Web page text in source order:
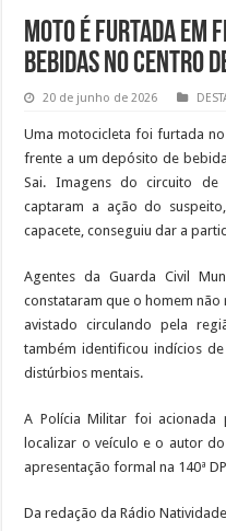
Moto é furtada em
bebidas no Centro
20 de junho de 2026
Uma motocicleta foi furtada
frente a um depósito de
Sai. Imagens do circuito de
captaram a ação do
capacete, conseguiu dar a
Agentes da Guarda Civil
constataram que o homem
avistado circulando pela
também identificou indícios
distúrbios mentais.
A Polícia Militar foi acionada
localizar o veículo e o autor
apresentação formal na 140ª
Da redação da Rádio Natividade